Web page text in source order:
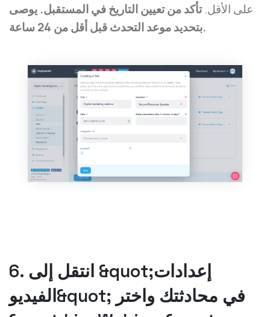
على الأقل.تأكد من تعيين التاريخ في المستقبل. يوصى
بتحديد موعد التحدث قبل أقل من 24 ساعة.
6. انتقل إلى &quot;إعدادات
الفيديو&quot; في محادثتك واختر